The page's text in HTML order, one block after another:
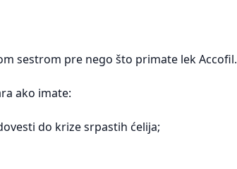
sestrom pre nego što primate lek Accofil.
ako imate:
do krize srpastih ćelija;